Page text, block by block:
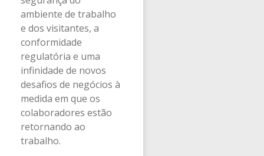
ambiente de trabalho
e dos visitantes, a
conformidade
regulatória e uma
infinidade de novos
desafios de negócios à
medida em que os
colaboradores estão
retornando ao
trabalho.